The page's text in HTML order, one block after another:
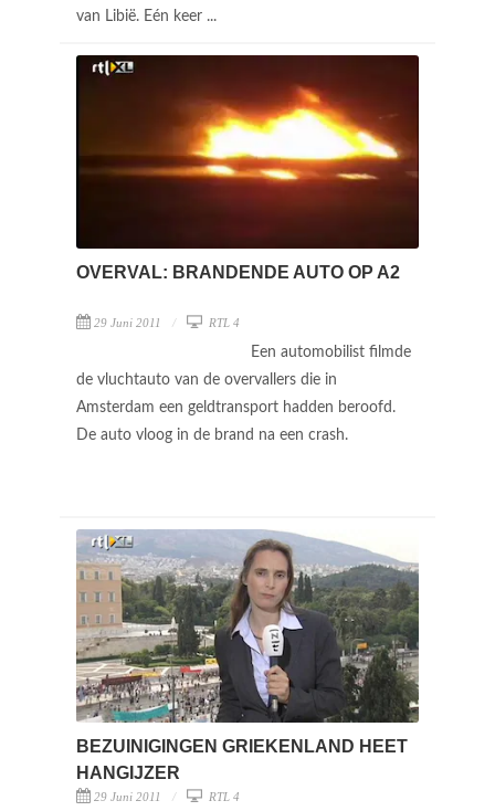
van Libië. Eén keer ...
OVERVAL: BRANDENDE AUTO OP A2
29 Juni 2011 RTL 4
Een automobilist filmde
de vluchtauto van de overvallers die in
Amsterdam een geldtransport hadden beroofd.
De auto vloog in de brand na een crash.
BEZUINIGINGEN GRIEKENLAND HEET
HANGIJZER
29 Juni 2011 RTL 4